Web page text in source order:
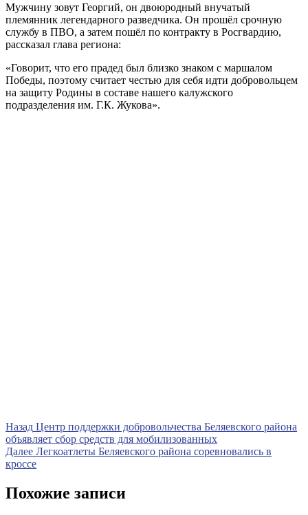
Мужчину зовут Георгий, он двоюродный внучатый
племянник легендарного разведчика. Он прошёл срочную
службу в ПВО, а затем пошёл по контракту в Росгвардию,
рассказал глава региона:
«Говорит, что его прадед был близко знаком с маршалом
Победы, поэтому считает честью для себя идти добровольцем
на защиту Родины в составе нашего калужского
подразделения им. Г.К. Жукова».
Навигация
по
записям
Назад Предыдущая
запись
Центр поддержки добровольчества Беляевского района
объявляет сбор средств для мобилизованных
Далее Следующая
запись
Легкоатлеты Беляевского района соревновались в
кроссе
Похожие записи